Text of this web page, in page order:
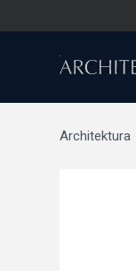
Architektura